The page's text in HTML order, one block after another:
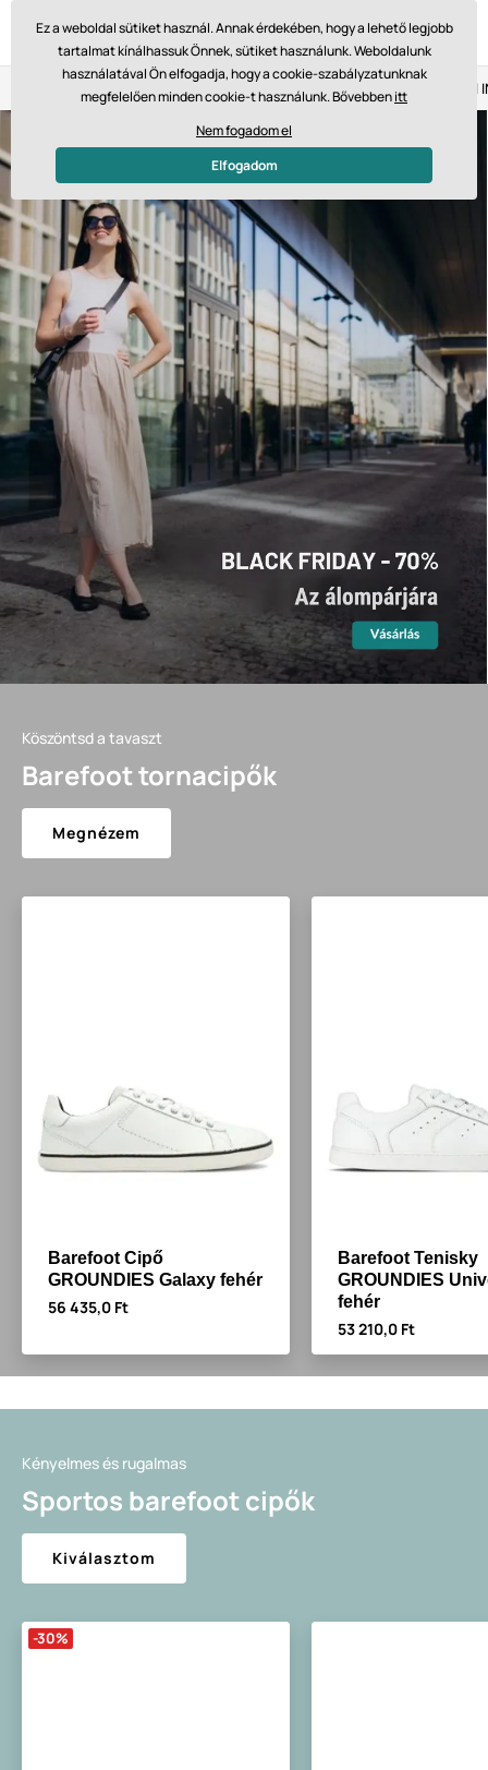
Visszaküldés 14 napon belül Gyors szállítás 61 475 Ft-tól
Köszöntsd a tavaszt
Barefoot tornacipők
Megnézem
Barefoot Cipő
GROUNDIES Galaxy fehér
56 435,0 Ft
Barefoot Tenisky
GROUNDIES
fehér
53 210,0 Ft
Kényelmes és rugalmas
Sportos barefoot cipők
Kiválasztom
-30%
Ez a weboldal sütiket használ. Annak érdekében, hogy a lehető legjobb
tartalmat kínálhassuk Önnek, sütiket használunk. Weboldalunk
használatával Ön elfogadja, hogy a cookie-szabályzatunknak
megfelelően minden cookie-t használunk. Bővebbenitt
Nem fogadom el
Elfogadom